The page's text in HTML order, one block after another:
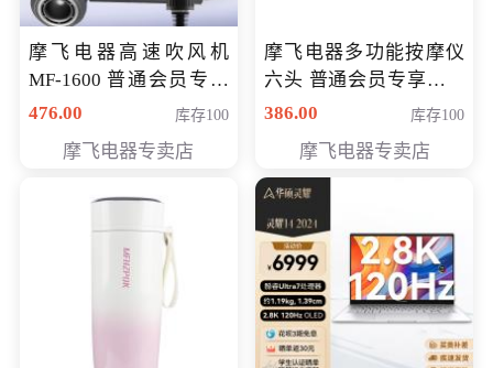
摩飞电器高速吹风机
MF-1600 普通会员专享
价298元
476.00 库存100
摩飞电器专卖店
摩飞电器多功能按摩仪
六头 普通会员专享价格
199元
386.00 库存100
摩飞电器专卖店